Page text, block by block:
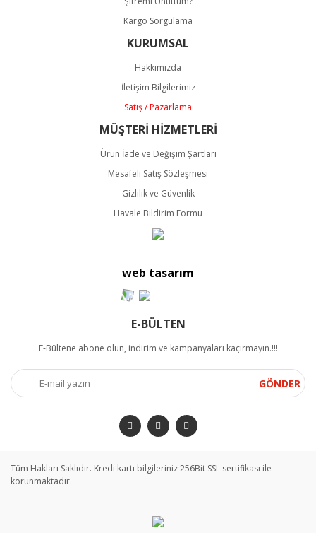
Görüş ve önerileriniz için teşekkür ederiz.
Ürün resmi kalitesiz, bozuk veya görüntülenemiyor.
Ürün açıklamasında eksik bilgiler bulunuyor.
Ürün bilgilerinde hatalar bulunuyor.
Ürün fiyatı diğer sitelerden daha pahalı.
Bu ürüne benzer farklı alternatifler olmalı.
Gönder
Kargo Sorgulama
KURUMSAL
Hakkımızda
İletişim Bilgilerimiz
Satış / Pazarlama
MÜŞTERİ HİZMETLERİ
Ürün İade ve Değişim Şartları
Mesafeli Satış Sözleşmesi
Gizlilik ve Güvenlik
Havale Bildirim Formu
web tasarım
E-BÜLTEN
E-Bültene abone olun, indirim ve kampanyaları kaçırmayın.!!!
GÖNDER
Tüm Hakları Saklıdır. Kredi kartı bilgileriniz 256Bit SSL sertifikası ile
korunmaktadır.